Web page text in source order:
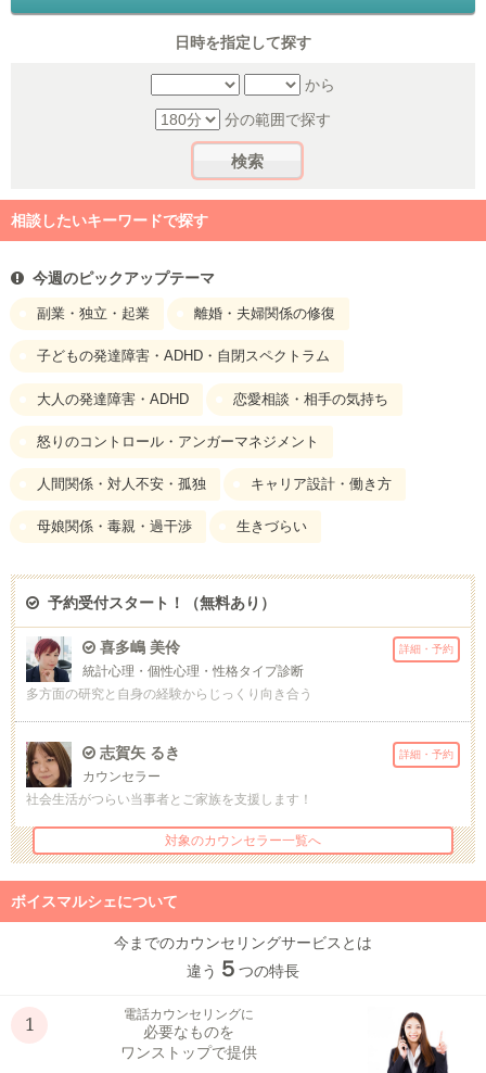
日時を指定して探す
から
分の範囲で探す
相談したいキーワードで探す
今週のピックアップテーマ
副業・独立・起業 離婚・夫婦関係の修復
子どもの発達障害・ADHD・自閉スペクトラム
大人の発達障害・ADHD 恋愛相談・相手の気持ち
怒りのコントロール・アンガーマネジメント
人間関係・対人不安・孤独 キャリア設計・働き方
母娘関係・毒親・過干渉 生きづらい
予約受付スタート！（無料あり）
喜多嶋 美伶
統計心理・個性心理・性格タイプ診断
多方面の研究と自身の経験からじっくり向き合う
詳細・予約
志賀矢 るき
カウンセラー
社会生活がつらい当事者とご家族を支援します！
詳細・予約
対象のカウンセラー一覧へ
ボイスマルシェについて
今までのカウンセリングサービスとは
違う ５ つの特長
1 電話カウンセリングに
必要なものを
ワンストップで提供